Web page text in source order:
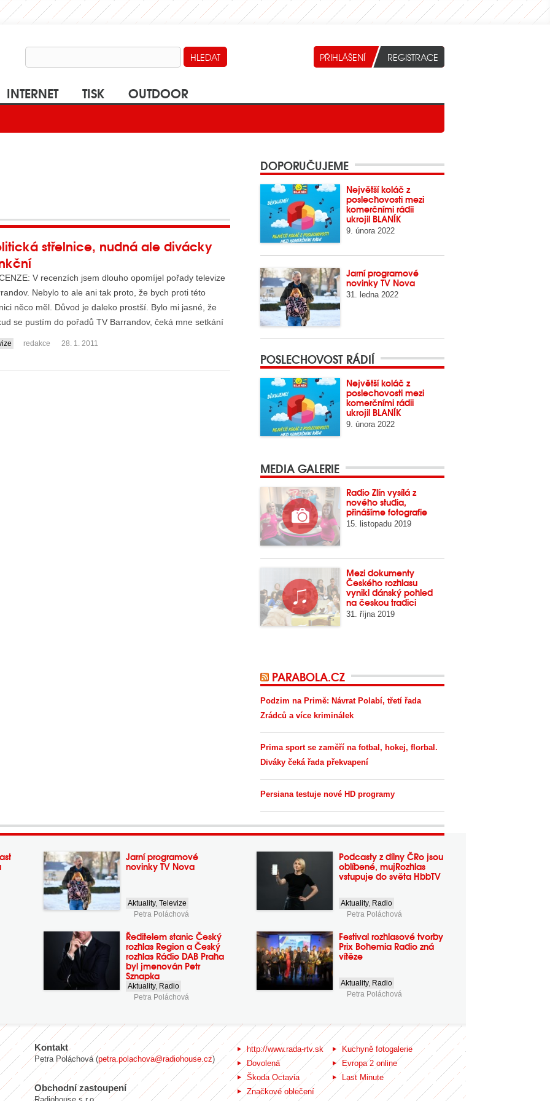
INTERNET TISK OUTDOOR
střelnice, nudná ale divácky
V recenzích jsem dlouho opomíjel pořady televize
Nebylo to ale ani tak proto, že bych proti této
něco měl. Důvod je daleko prostší. Bylo mi jasné, že
se pustím do pořadů TV Barrandov, čeká mne setkání
redakce 28. 1. 2011
DOPORUČUJEME
Největší koláč z
poslechovosti mezi
komerčními rádii
ukrojil BLANÍK
9. února 2022
Jarní programové
novinky TV Nova
31. ledna 2022
POSLECHOVOST RÁDIÍ
Největší koláč z
poslechovosti mezi
komerčními rádii
ukrojil BLANÍK
9. února 2022
MEDIA GALERIE
Radio Zlín vysílá z
nového studia,
přinášíme fotografie
15. listopadu 2019
Mezi dokumenty
Českého rozhlasu
vynikl dánský pohled
na českou tradici
31. října 2019
PARABOLA.CZ
Podzim na Primě: Návrat Polabí, třetí řada
Zrádců a více kriminálek
Prima sport se zaměří na fotbal, hokej, florbal.
Diváky čeká řada překvapení
Persiana testuje nové HD programy
Jarní programové
novinky TV Nova
Aktuality,Televize
Petra Poláchová
Podcasty z dílny ČRo jsou
oblíbené, mujRozhlas
vstupuje do světa HbbTV
Aktuality, Radio
Petra Poláchová
Ředitelem stanic Český
rozhlas Region a Český
rozhlas Rádio DAB Praha
byl jmenován Petr
Sznapka
Aktuality, Radio
Petra Poláchová
Festival rozhlasové tvorby
Prix Bohemia Radio zná
vítěze
Aktuality, Radio
Petra Poláchová
Kontakt
Petra Poláchová (petra.polachova@radiohouse.cz)
Obchodní zastoupení
http://www.rada-rtv.sk
Kuchyně fotogalerie
Dovolená
Evropa 2 online
Škoda Octavia
Last Minute
Značkové oblečení